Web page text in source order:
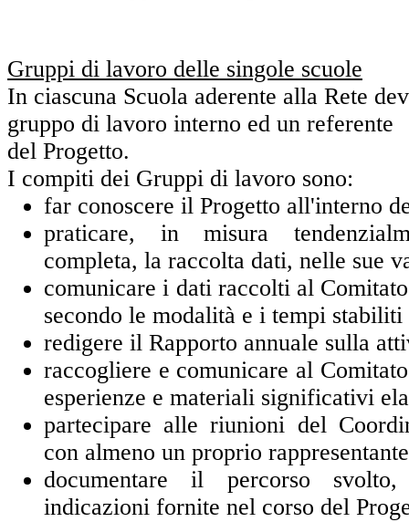
Gruppi di lavoro delle singole scuole
In ciascuna Scuola aderente alla Rete
gruppo di lavoro interno ed un referente
del Progetto.
I compiti dei Gruppi di lavoro sono:
far conoscere il Progetto all'interno
praticare, in misura
completa, la raccolta dati, nelle sue
comunicare i dati raccolti al
secondo le modalità e i tempi
redigere il Rapporto annuale sulla
raccogliere e comunicare al
esperienze e materiali significativi
partecipare alle riunioni del
con almeno un proprio
documentare il percorso
indicazioni fornite nel corso del